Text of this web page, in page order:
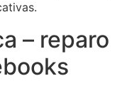
– reparo